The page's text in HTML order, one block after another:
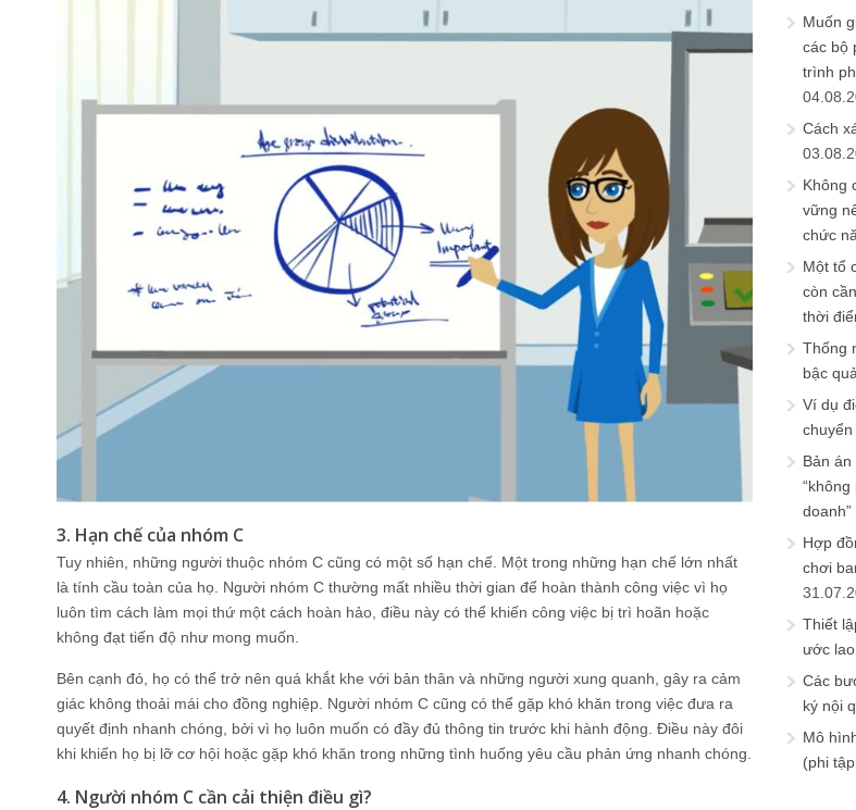
3. Hạn chế của nhóm C
Tuy nhiên, những người thuộc nhóm C cũng có một số hạn chế. Một trong những hạn chế lớn nhất
là tính cầu toàn của họ. Người nhóm C thường mất nhiều thời gian để hoàn thành công việc vì họ
luôn tìm cách làm mọi thứ một cách hoàn hảo, điều này có thể khiến công việc bị trì hoãn hoặc
không đạt tiến độ như mong muốn.
Bên cạnh đó, họ có thể trở nên quá khắt khe với bản thân và những người xung quanh, gây ra cảm
giác không thoải mái cho đồng nghiệp. Người nhóm C cũng có thể gặp khó khăn trong việc đưa ra
quyết định nhanh chóng, bởi vì họ luôn muốn có đầy đủ thông tin trước khi hành động. Điều này đôi
khi khiến họ bị lỡ cơ hội hoặc gặp khó khăn trong những tình huống yêu cầu phản ứng nhanh chóng.
4. Người nhóm C cần cải thiện điều gì?
Muốn
các bộ
trình
Cách
Không
vững
chức
Một tổ
còn
thời
Thống
bậc
Ví dụ
Bản
Hợp
chơi
Thiết
ước
Các
ký nội
Mô
(phi